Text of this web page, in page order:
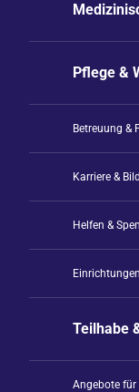
Pflege &
Betreuung &
Karriere &
Helfen &
Teilhabe
Angebote für